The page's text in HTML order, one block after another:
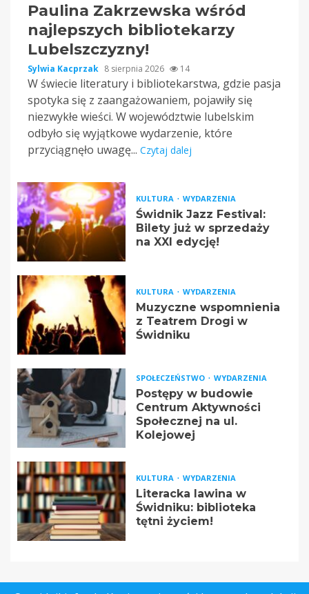
Paulina Zakrzewska wśród
najlepszych bibliotekarzy
Lubelszczyzny!
Sylwia Kacprzak 8 sierpnia 2026 14
W świecie literatury i bibliotekarstwa, gdzie pasja
spotyka się z zaangażowaniem, pojawiły się
niezwykłe wieści. W województwie lubelskim
odbyło się wyjątkowe wydarzenie, które
przyciągnęło uwagę... Czytaj dalej
KULTURA WYDARZENIA
Świdnik Jazz Festival:
Bilety już w sprzedaży
na XXI edycję!
KULTURA WYDARZENIA
Muzyczne wspomnienia
z Teatrem Drogi w
Świdniku
SPOŁECZEŃSTWO WYDARZENIA
Postępy w budowie
Centrum Aktywności
Społecznej na ul.
Kolejowej
KULTURA WYDARZENIA
Literacka lawina w
Świdniku: biblioteka
tętni życiem!